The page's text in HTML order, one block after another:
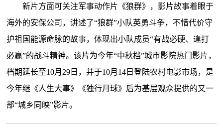
新片方面可关注军事动作片《狼群》，影片故事着眼于
海外的安保公司，讲述了“狼群”小队英勇斗争，不惜代价守
护祖国能源命脉的故事，体现出小队成员“有战必硬、逢打
必赢”的战斗精神。该片为今年“中秋档”城市影院热门影片，
档期延长至10月29日，并于10月14日登陆农村电影市场，是
今年继《人生大事》《独行月球》后为基层观众提供的又一
部“城乡同映”影片。